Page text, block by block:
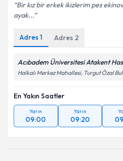
Bir kız bir erkek ikizlerim pes
ayak...
Adres 1 Adres 2
Acıbadem Üniversitesi Atakent
Halkalı Merkez Mahallesi, Turgut Özal
En Yakın Saatler
Yarın
09:00
Yarın
09:20